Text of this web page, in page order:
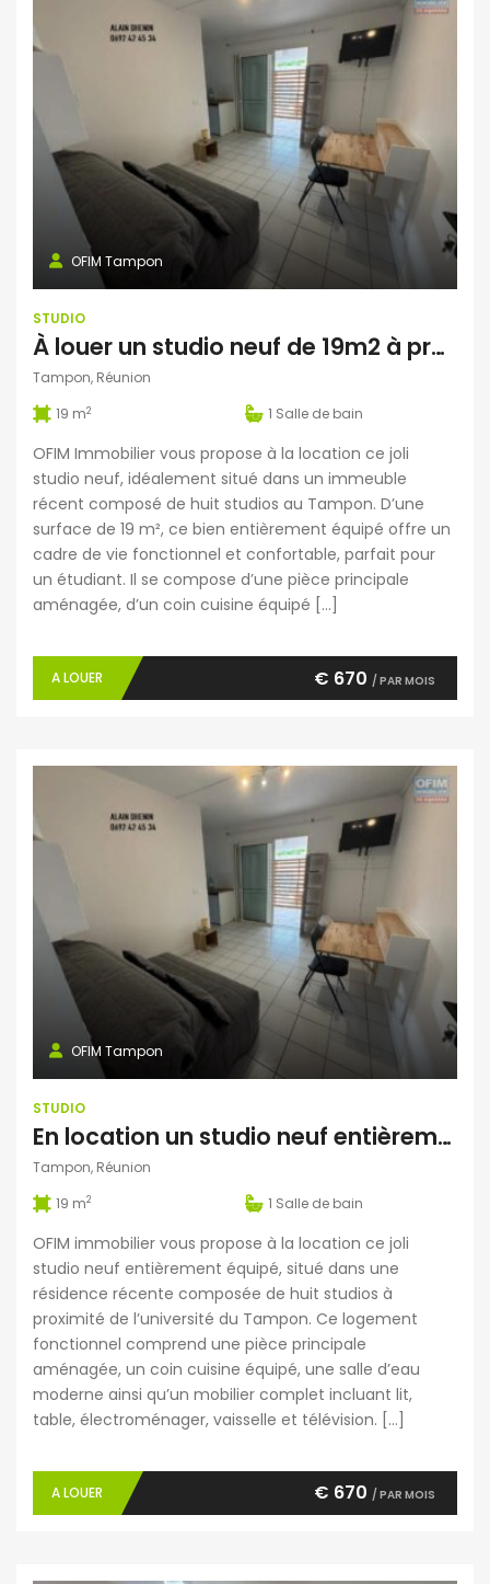
OFIM Tampon
STUDIO
À louer un studio neuf de 19m2 à proximité de l’université de Tampon, Réunion
Tampon, Réunion
19 m2 1 Salle de bain
OFIM Immobilier vous propose à la location ce joli
studio neuf, idéalement situé dans un immeuble
récent composé de huit studios au Tampon. D’une
surface de 19 m², ce bien entièrement équipé offre un
cadre de vie fonctionnel et confortable, parfait pour
un étudiant. Il se compose d’une pièce principale
aménagée, d’un coin cuisine équipé […]
A LOUER € 670 / PAR MOIS
OFIM Tampon
STUDIO
En location un studio neuf entièrement équipé proche de l’université du Tampon
Tampon, Réunion
19 m2 1 Salle de bain
OFIM immobilier vous propose à la location ce joli
studio neuf entièrement équipé, situé dans une
résidence récente composée de huit studios à
proximité de l’université du Tampon. Ce logement
fonctionnel comprend une pièce principale
aménagée, un coin cuisine équipé, une salle d’eau
moderne ainsi qu’un mobilier complet incluant lit,
table, électroménager, vaisselle et télévision. […]
A LOUER € 670 / PAR MOIS